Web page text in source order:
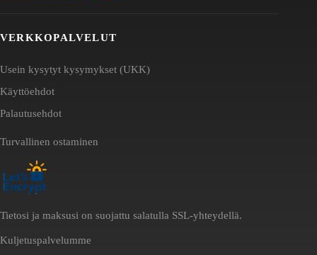
VERKKOPALVELUT
Usein kysytyt kysymykset (UKK)
Käyttöehdot
Palautusehdot
Turvallinen ostaminen
Tietosi ja maksusi on suojattu salatulla SSL-yhteydellä.
Kuljetuspalvelumme